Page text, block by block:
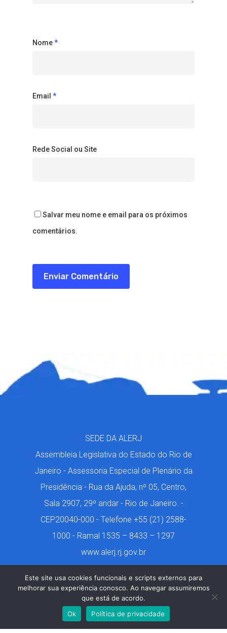
Nome*
Email *
Rede Social ou Site
Salvar meu nome e email para os próximos
comentários.
SEDE DA ALERJ
Assembleia Legislativa do Estado do Rio de
Janeiro - Assessoria Especial de Plenário da
Presidência - Rua da Ajuda, nº 05, Centro,
Sala 2907, 29º andar - Rio de Janeiro. -
CEP20040-000 - Telefone +55 (21) 2588-
1000 - Ramal 1535 – 8433 – 1297
www.alerj.rj.gov.br
Márcio de Castro. 2001-2024. Todos os Direitos
Este site usa cookies funcionais e scripts externos para
melhorar sua experiência conosco. Ao navegar assumiremos
que está de acordo.
Ok
Política de privacidade